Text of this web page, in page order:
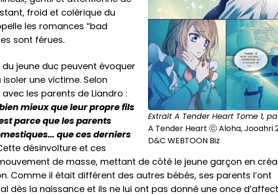
Extrait A Tender Heart Tome 1,
A Tender Heart ⓒ Aloha, Jooahri
D&C WEBTOON Biz
froid et colérique du
les romances “bad
sont férues.
jeune duc peuvent évoquer
une victime. Selon
les parents de Liandro :
mieux que leur propre fils
parce que les parents
que ces derniers
désinvolture et ces
de masse, mettant de côté le jeune garçon en
Comme il était différent des autres bébés, ses parents l’ont
dès la naissance et ils ne lui ont pas donné une once